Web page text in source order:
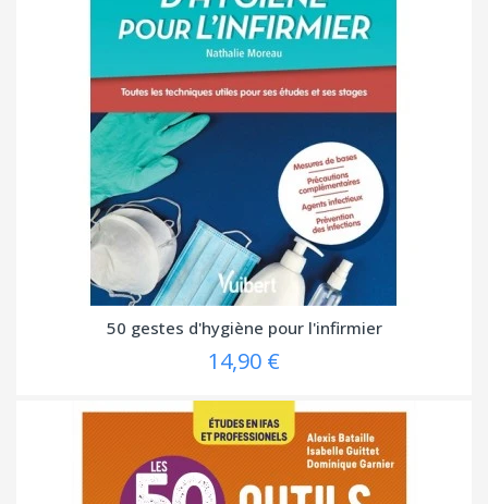
50 gestes d'hygiène pour l'infirmier
14,90 €